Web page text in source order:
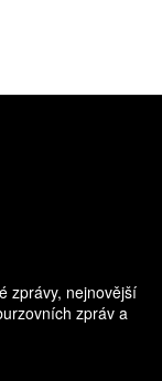
zprávy, nejnovější
zpráv a